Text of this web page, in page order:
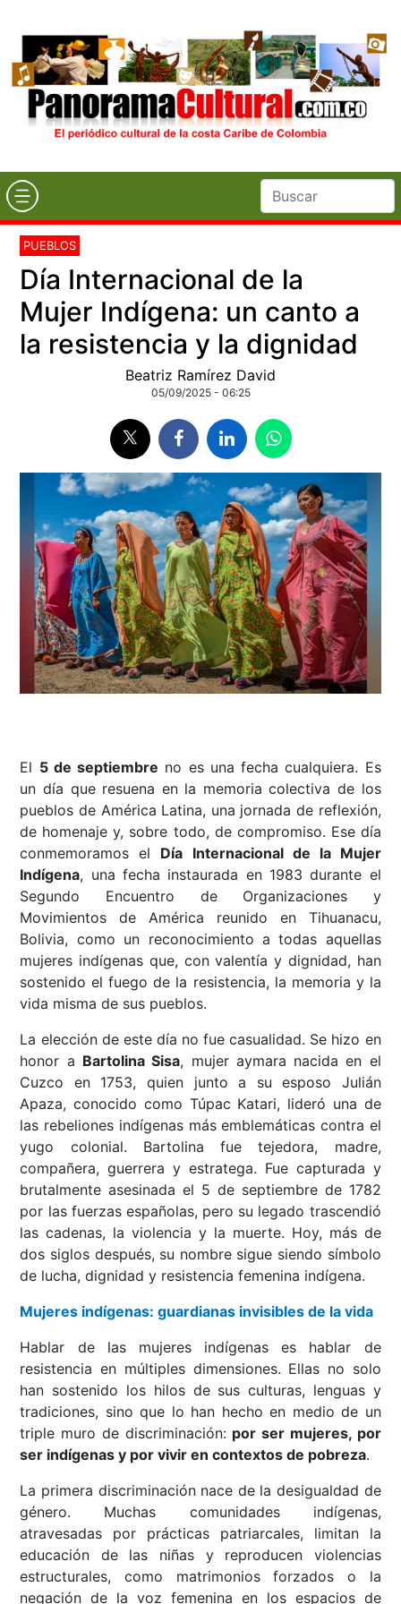
PUEBLOS
Día Internacional de la
Mujer Indígena: un canto a
la resistencia y la dignidad
Beatriz Ramírez David
05/09/2025 - 06:25
El 5 de septiembre no es una fecha cualquiera. Es
un día que resuena en la memoria colectiva de los
pueblos de América Latina, una jornada de reflexión,
de homenaje y, sobre todo, de compromiso. Ese día
conmemoramos el Día Internacional de la Mujer
Indígena, una fecha instaurada en 1983 durante el
Segundo Encuentro de Organizaciones y
Movimientos de América reunido en Tihuanacu,
Bolivia, como un reconocimiento a todas aquellas
mujeres indígenas que, con valentía y dignidad, han
sostenido el fuego de la resistencia, la memoria y la
vida misma de sus pueblos.
La elección de este día no fue casualidad. Se hizo en
honor a Bartolina Sisa, mujer aymara nacida en el
Cuzco en 1753, quien junto a su esposo Julián
Apaza, conocido como Túpac Katari, lideró una de
las rebeliones indígenas más emblemáticas contra el
yugo colonial. Bartolina fue tejedora, madre,
compañera, guerrera y estratega. Fue capturada y
brutalmente asesinada el 5 de septiembre de 1782
por las fuerzas españolas, pero su legado trascendió
las cadenas, la violencia y la muerte. Hoy, más de
dos siglos después, su nombre sigue siendo símbolo
de lucha, dignidad y resistencia femenina indígena.
Mujeres indígenas: guardianas invisibles de la vida
Hablar de las mujeres indígenas es hablar de
resistencia en múltiples dimensiones. Ellas no solo
han sostenido los hilos de sus culturas, lenguas y
tradiciones, sino que lo han hecho en medio de un
triple muro de discriminación: por ser mujeres, por
ser indígenas y por vivir en contextos de pobreza.
La primera discriminación nace de la desigualdad de
género. Muchas comunidades indígenas,
atravesadas por prácticas patriarcales, limitan la
educación de las niñas y reproducen violencias
estructurales, como matrimonios forzados o la
negación de la voz femenina en los espacios de